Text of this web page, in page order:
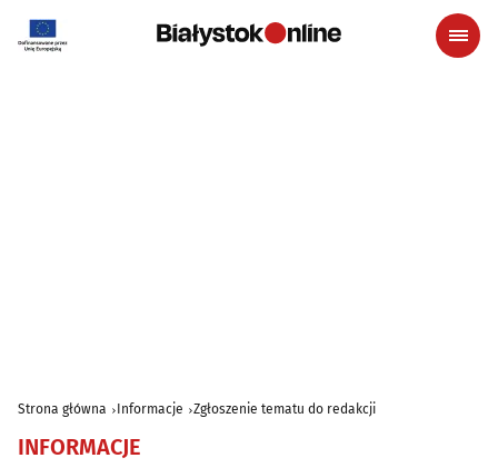
Strona główna Informacje Zgłoszenie tematu do redakcji
INFORMACJE